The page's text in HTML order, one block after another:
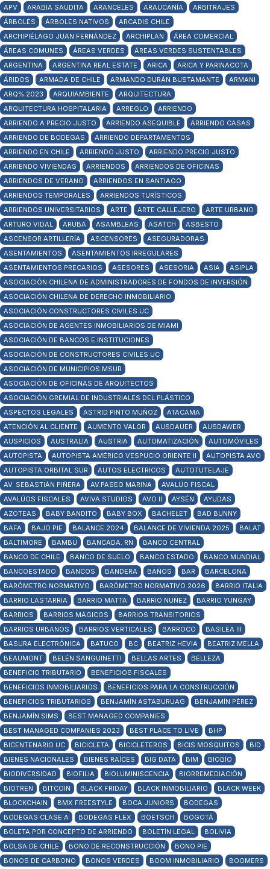
APV ARABIA SAUDITA ARANCELES ARAUCANÍA
ARBITRAJES
ÁRBOLES
ÁRBOLES NATIVOS
ARCADIS CHILE
ARCHIPIÉLAGO JUAN FERNÁNDEZ
ARCHIPLAN
ÁREA COMERCIAL
ÁREAS COMUNES
ÁREAS VERDES
ÁREAS VERDES SUSTENTABLES
ARGENTINA
ARGENTINA REAL ESTATE ARICA
ARICA Y PARINACOTA
ÁRIDOS
ARMADA DE CHILE ARMANDO DURÁN BUSTAMANTE
ARMANI
ARQ% 2023
ARQUIAMBIENTE
ARQUITECTURA
ARQUITECTURA HOSPITALARIA
ARREGLO
ARRIENDO
ARRIENDO A PRECIO JUSTO
ARRIENDO ASEQUIBLE
ARRIENDO CASAS
ARRIENDO DE BODEGAS
ARRIENDO DEPARTAMENTOS
ARRIENDO EN CHILE
ARRIENDO JUSTO
ARRIENDO PRECIO JUSTO
ARRIENDO VIVIENDAS
ARRIENDOS
ARRIENDOS DE OFICINAS
ARRIENDOS DE VERANO
ARRIENDOS EN SANTIAGO
ARRIENDOS TEMPORALES
ARRIENDOS TURÍSTICOS
ARRIENDOS UNIVERSITARIOS
ARTE ARTE CALLEJERO
ARTE URBANO
ARTURO VIDAL
ARUBA ASAMBLEAS ASATCH
ASBESTO
ASCENSOR ARTILLERÍA
ASCENSORES
ASEGURADORAS
ASENTAMIENTOS
ASENTAMIENTOS IRREGULARES
ASENTAMIENTOS PRECARIOS
ASESORES ASESORIA ASIA
ASIPLA
ASOCIACIÓN CHILENA DE ADMINISTRADORES DE FONDOS DE INVERSIÓN
ASOCIACIÓN CHILENA DE DERECHO INMOBILIARIO
ASOCIACIÓN CONSTRUCTORES CIVILES UC
ASOCIACIÓN DE AGENTES INMOBILIARIOS DE MIAMI
ASOCIACIÓN DE BANCOS E INSTITUCIONES
ASOCIACIÓN DE CONSTRUCTORES CIVILES UC
ASOCIACIÓN DE MUNICIPIOS MSUR
ASOCIACIÓN DE OFICINAS DE ARQUITECTOS
ASOCIACIÓN GREMIAL DE INDUSTRIALES DEL PLÁSTICO
ASPECTOS LEGALES
ASTRID PINTO MUÑOZ
ATACAMA
ATENCIÓN AL CLIENTE
AUMENTO VALOR AUSDAUER
AUSDAWER
AUSPICIOS
AUSTRALIA AUSTRIA AUTOMATIZACIÓN
AUTOMÓVILES
AUTOPISTA
AUTOPISTA AMÉRICO VESPUCIO ORIENTE II
AUTOPISTA AVO
AUTOPISTA ORBITAL SUR
AUTOS ELECTRICOS
AUTOTUTELAJE
AV. SEBASTIÁN PIÑERA
AV.PASEO MARINA
AVALÚO FISCAL
AVALÚOS FISCALES
AVIVA STUDIOS AVO II AYSÉN
AYUDAS
AZOTEAS
BABY BANDITO BABY BOX BACHELET
BAD BUNNY
BAFA
BAJO PIE BALANCE 2024 BALANCE DE VIVIENDA 2025
BALAT
BALTIMORE
BAMBÚ BANCADA. RN
BANCO CENTRAL
BANCO DE CHILE
BANCO DE SUELO BANCO ESTADO
BANCO MUNDIAL
BANCOESTADO
BANCOS BANDERA BAÑOS BAR
BARCELONA
BARÓMETRO NORMATIVO
BARÓMETRO NORMATIVO 2026
BARRIO ITALIA
BARRIO LASTARRIA
BARRIO MATTA BARRIO NUÑEZ
BARRIO YUNGAY
BARRIOS
BARRIOS MÁGICOS
BARRIOS TRANSITORIOS
BARRIOS URBANOS
BARRIOS VERTICALES BARROCO
BASILEA III
BASURA ELECTRÓNICA
BATUCO BC BEATRIZ HEVIA
BEATRIZ MELLA
BEAUMONT
BELÉN SANGUINETTI BELLAS ARTES
BELLEZA
BENEFICIO TRIBUTARIO
BENEFICIOS FISCALES
BENEFICIOS INMOBILIARIOS
BENEFICIOS PARA LA CONSTRUCCIÓN
BENEFICIOS TRIBUTARIOS
BENJAMÍN ASTABURUAG
BENJAMÍN PÉREZ
BENJAMÍN SIMS
BEST MANAGED COMPANIES
BEST MANAGED COMPANIES 2023
BEST PLACE TO LIVE
BHP
BICENTENARIO UC
BICICLETA BICICLETEROS BICIS MOSQUITOS
BID
BIENES NACIONALES
BIENES RAÍCES BIG DATA BIM
BIOBÍO
BIODIVERSIDAD
BIOFILIA BIOLUMINISCENCIA
BIORREMEDIACIÓN
BIOTREN
BITCOIN BLACK FRIDAY BLACK INMOBILIARIO
BLACK WEEK
BLOCKCHAIN
BMX FREESTYLE BOCA JUNIORS
BODEGAS
BODEGAS CLASE A
BODEGAS FLEX BOETSCH
BOGOTÁ
BOLETA POR CONCEPTO DE ARRIENDO
BOLETÍN LEGAL
BOLIVIA
BOLSA DE CHILE
BONO DE RECONSTRUCCIÓN
BONO PIE
BONOS DE CARBONO
BONOS VERDES BOOM INMOBILIARIO
BOOMERS